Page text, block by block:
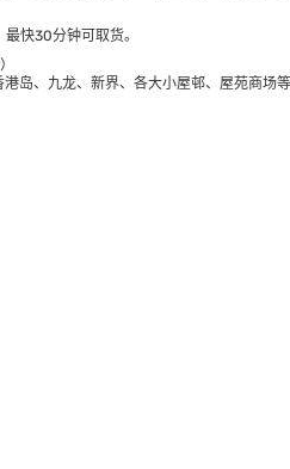
快30分钟可取货。
岛、九龙、新界、各大小屋邨、屋苑商场等